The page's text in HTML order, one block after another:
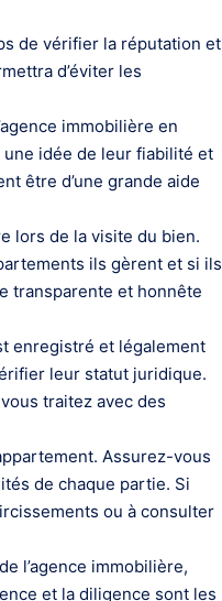
de vérifier la réputation et
d’éviter les
immobilière en
idée de leur fiabilité et
être d’une grande aide
lors de la visite du bien.
ils gèrent et si ils
transparente et honnête
enregistré et légalement
leur statut juridique.
traitez avec des
Assurez-vous
de chaque partie. Si
ou à consulter
l’agence immobilière,
et la diligence sont les